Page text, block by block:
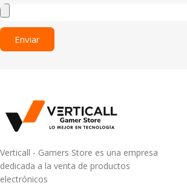
Enviar
Verticall - Gamers Store es una empresa
dedicada a la venta de productos
electrónicos